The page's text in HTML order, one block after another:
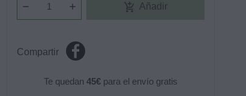
add_shopping_cart Añadir
Compartir
Te quedan 45€para el envío gratis